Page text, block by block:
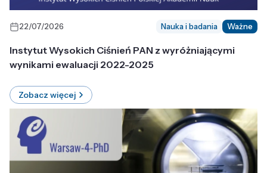
22/07/2026 Nauka i badania Ważne
Instytut Wysokich Ciśnień PAN z wyróżniającymi
wynikami ewaluacji 2022-2025
Zobacz więcej